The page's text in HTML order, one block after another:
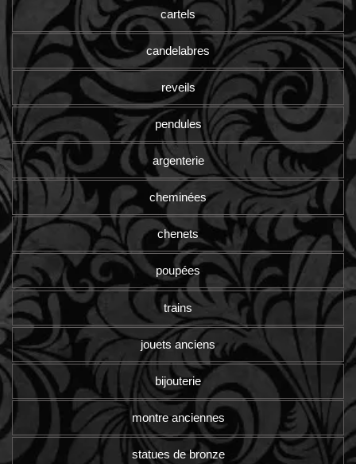
cartels
candelabres
reveils
pendules
argenterie
cheminées
chenets
poupées
trains
jouets anciens
bijouterie
montre anciennes
statues de bronze